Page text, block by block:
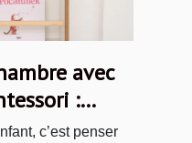
avec
:
c’est penser